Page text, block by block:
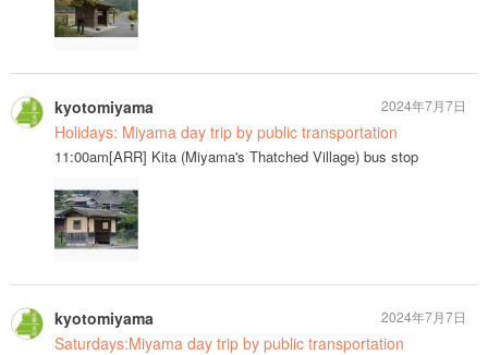
kyotomiyama
Holidays: Miyama day trip by public transportation
11:00am[ARR] Kita (Miyama's Thatched Village) bus stop
2024年7月7日
kyotomiyama
Saturdays:Miyama day trip by public transportation
2024年7月7日